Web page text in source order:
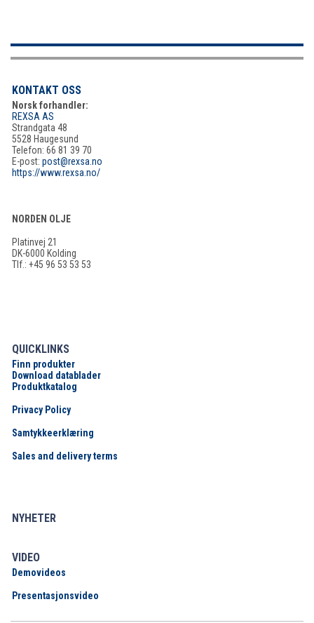
KONTAKT OSS
Norsk forhandler:
REXSA AS
Strandgata 48
5528 Haugesund
Telefon: 66 81 39 70
E-post: post@rexsa.no
https://www.rexsa.no/
NORDEN OLJE
Platinvej 21
DK-6000 Kolding
Tlf.: +45 96 53 53 53
QUICKLINKS
Finn produkter
Download datablader
Produktkatalog
Privacy Policy
Samtykkeerklæring
Sales and delivery terms
NYHETER
VIDEO
Demovideos
Presentasjonsvideo